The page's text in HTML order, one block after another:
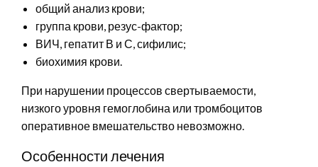
общий анализ крови;
группа крови, резус-фактор;
ВИЧ, гепатит В и С, сифилис;
биохимия крови.
При нарушении процессов свертываемости,
низкого уровня гемоглобина или тромбоцитов
оперативное вмешательство невозможно.
Особенности лечения